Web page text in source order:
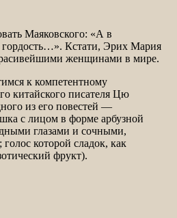
Маяковского: «А в
гордость…». Кстати, Эрих Мария
женщинами в мире.
к компетентному
китайского писателя Цю
из его повестей —
с лицом в форме арбузной
глазами и сочными,
которой сладок, как
фрукт).